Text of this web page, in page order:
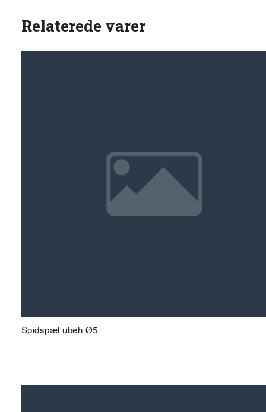
Relaterede varer
Spidspæl ubeh Ø5